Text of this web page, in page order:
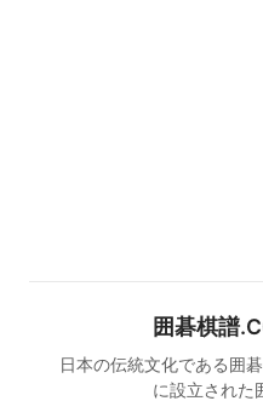
囲碁棋譜
日本の伝統文化である囲
に設立された